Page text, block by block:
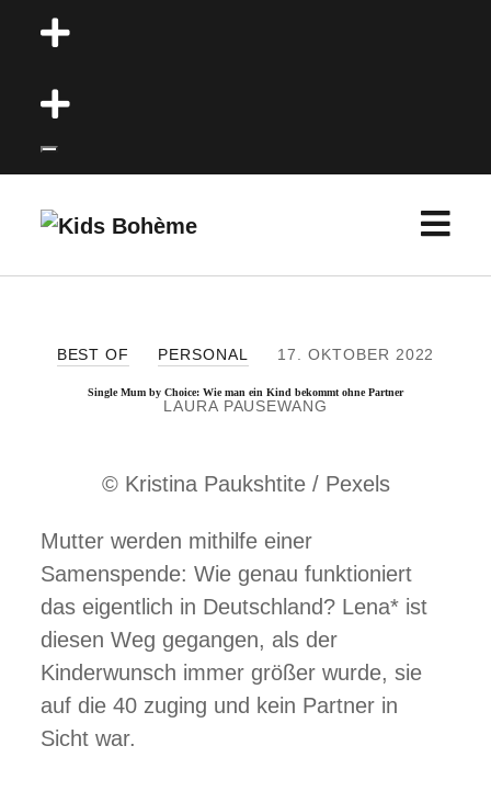
o
e
m
n
o
e
n
m
e
K
M
ö
BEST OF PERSONAL 17. OKTOBER 2022
Single Mum by Choice: Wie man ein Kind bekommt ohne Partner
LAURA PAUSEWANG
© Kristina Paukshtite / Pexels
Mutter werden mithilfe einer
Samenspende: Wie genau funktioniert
das eigentlich in Deutschland? Lena* ist
diesen Weg gegangen, als der
Kinderwunsch immer größer wurde, sie
auf die 40 zuging und kein Partner in
Sicht war.